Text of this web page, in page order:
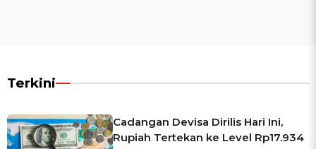
Terkini
Cadangan Devisa Dirilis Hari Ini,
Rupiah Tertekan ke Level Rp17.934